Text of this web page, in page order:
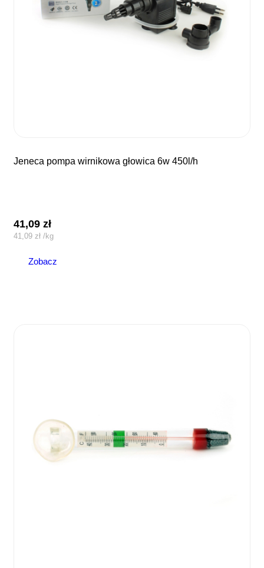
jeneca pompa wirnikowa głowica 6w 450l/h
41,09zł
41,09 zł /kg
Zobacz